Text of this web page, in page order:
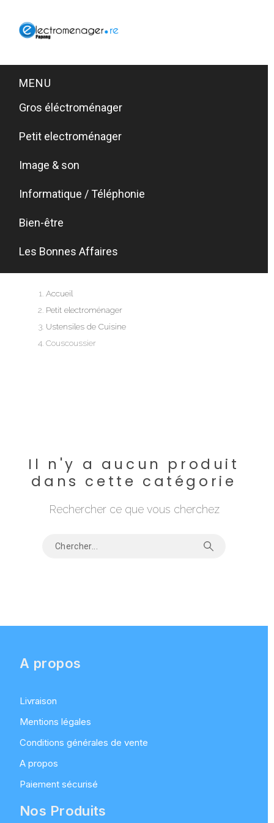
MENU
Gros éléctroménager
Petit electroménager
Image & son
Informatique / Téléphonie
Bien-être
Les Bonnes Affaires
Accueil
Petit electroménager
Ustensiles de Cuisine
Couscoussier
Il n'y a aucun produit
dans cette catégorie
Rechercher ce que vous cherchez
A propos
Livraison
Mentions légales
Conditions générales de vente
A propos
Paiement sécurisé
Nos Produits